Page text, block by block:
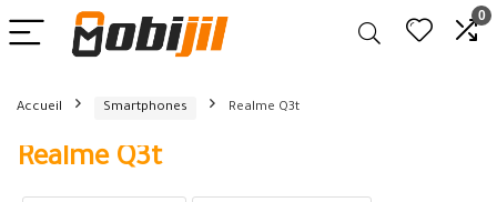
0
Accueil Smartphones Realme Q3t
Realme Q3t